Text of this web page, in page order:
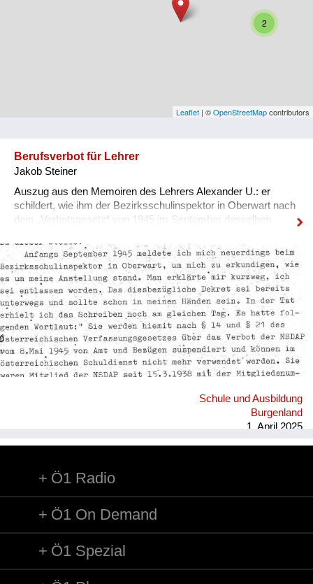
Vorarlberg
Besatzungsmächte
Versorgung
Heimkehrer
Fluchtgeschichten
Familiengeschichten
Schule und Ausbildung
Wiederaufbau und
2
Leaflet | ©OpenStreetMapcontributors
Berufsverbot für Lehrer
Jakob Steiner
Auszug aus den Memoiren des Lehrers Alexander U.: er
schildert, wie ihm der Bezirksschulinspektor in Oberwart nach
dem „Verbotsgesetz“ von 1945 im September desselben
Schule und Ausbildung
Burgenland
1. April 2025
Ö1 Radio
Ö1 On Demand
Ö1 Spezial